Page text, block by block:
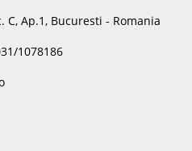
C, Ap.1, Bucuresti - Romania
1078186